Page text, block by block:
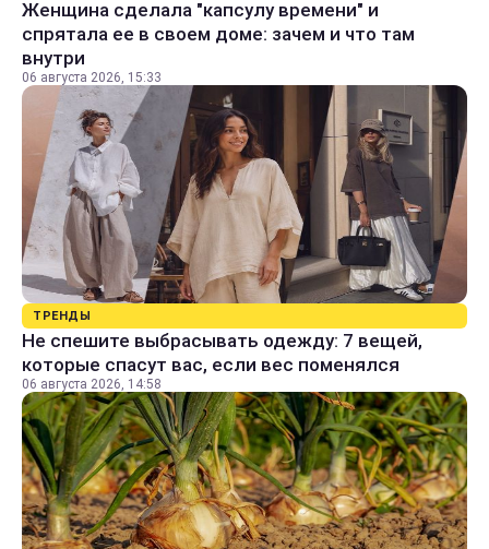
Женщина сделала "капсулу времени" и
спрятала ее в своем доме: зачем и что там
внутри
06 августа 2026, 15:33
ТРЕНДЫ
Не спешите выбрасывать одежду: 7 вещей,
которые спасут вас, если вес поменялся
06 августа 2026, 14:58